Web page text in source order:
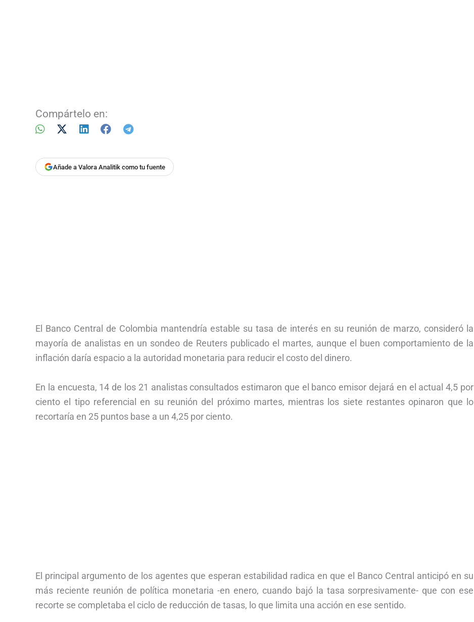
Compártelo en:
Añade a Valora Analitik como tu fuente
El Banco Central de Colombia mantendría estable su tasa de interés en su reunión de marzo, consideró la
mayoría de analistas en un sondeo de Reuters publicado el martes, aunque el buen comportamiento de la
inflación daría espacio a la autoridad monetaria para reducir el costo del dinero.
En la encuesta, 14 de los 21 analistas consultados estimaron que el banco emisor dejará en el actual 4,5 por
ciento el tipo referencial en su reunión del próximo martes, mientras los siete restantes opinaron que lo
recortaría en 25 puntos base a un 4,25 por ciento.
El principal argumento de los agentes que esperan estabilidad radica en que el Banco Central anticipó en su
más reciente reunión de política monetaria -en enero, cuando bajó la tasa sorpresivamente- que con ese
recorte se completaba el ciclo de reducción de tasas, lo que limita una acción en ese sentido.